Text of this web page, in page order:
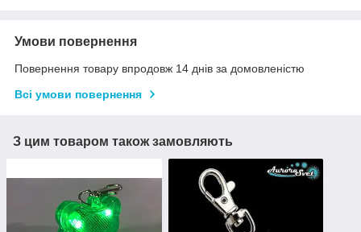
Умови повернення
Повернення товару впродовж 14 днів за домовленістю
Всі умови повернення
З цим товаром також замовляють